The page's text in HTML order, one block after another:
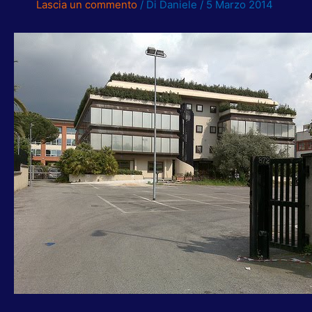
Lascia un commento / Di Daniele / 5 Marzo 2014